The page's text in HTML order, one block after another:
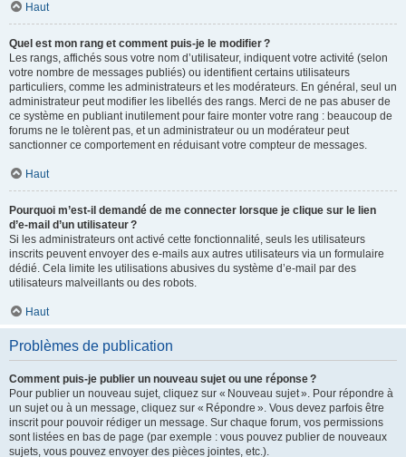
Haut
Quel est mon rang et comment puis-je le modifier ?
Les rangs, affichés sous votre nom d’utilisateur, indiquent votre activité (selon
votre nombre de messages publiés) ou identifient certains utilisateurs
particuliers, comme les administrateurs et les modérateurs. En général, seul un
administrateur peut modifier les libellés des rangs. Merci de ne pas abuser de
ce système en publiant inutilement pour faire monter votre rang : beaucoup de
forums ne le tolèrent pas, et un administrateur ou un modérateur peut
sanctionner ce comportement en réduisant votre compteur de messages.
Haut
Pourquoi m’est-il demandé de me connecter lorsque je clique sur le lien
d’e-mail d’un utilisateur ?
Si les administrateurs ont activé cette fonctionnalité, seuls les utilisateurs
inscrits peuvent envoyer des e-mails aux autres utilisateurs via un formulaire
dédié. Cela limite les utilisations abusives du système d’e-mail par des
utilisateurs malveillants ou des robots.
Haut
Problèmes de publication
Comment puis-je publier un nouveau sujet ou une réponse ?
Pour publier un nouveau sujet, cliquez sur « Nouveau sujet ». Pour répondre à
un sujet ou à un message, cliquez sur « Répondre ». Vous devez parfois être
inscrit pour pouvoir rédiger un message. Sur chaque forum, vos permissions
sont listées en bas de page (par exemple : vous pouvez publier de nouveaux
sujets, vous pouvez envoyer des pièces jointes, etc.).